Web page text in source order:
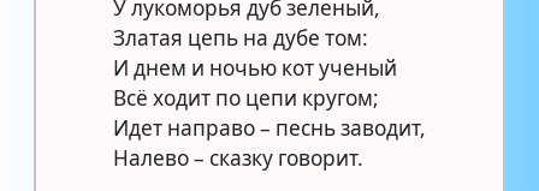
У лукоморья дуб зеленый,
Златая цепь на дубе том:
И днем и ночью кот ученый
Всё ходит по цепи кругом;
Идет направо – песнь заводит,
Налево – сказку говорит.